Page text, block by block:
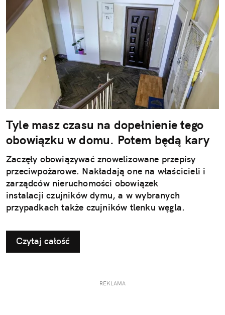
Tyle masz czasu na dopełnienie tego
obowiązku w domu. Potem będą kary
Zaczęły obowiązywać znowelizowane przepisy
przeciwpożarowe. Nakładają one na właścicieli i
zarządców nieruchomości obowiązek
instalacji czujników dymu, a w wybranych
przypadkach także czujników tlenku węgla.
Czytaj całość
REKLAMA